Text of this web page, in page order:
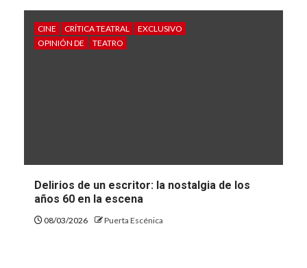
CINE CRÍTICA TEATRAL
EXCLUSIVO
OPINIÓN DE
TEATRO
Delirios de un escritor: la nostalgia de los
años 60 en la escena
08/03/2026 Puerta Escénica